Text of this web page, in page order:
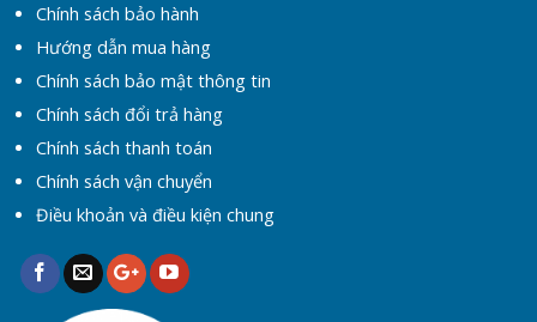
Chính sách bảo hành
Hướng dẫn mua hàng
Chính sách bảo mật thông tin
Chính sách đổi trả hàng
Chính sách thanh toán
Chính sách vận chuyển
Điều khoản và điều kiện chung